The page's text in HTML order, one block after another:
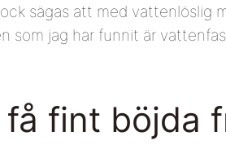
sägas att med vattenlöslig
som jag har funnit är
fint böjda